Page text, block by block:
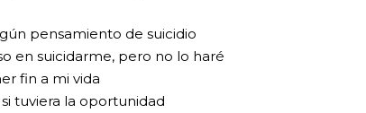
pensamiento de suicidio
en suicidarme, pero no lo haré
fin a mi vida
tuviera la oportunidad